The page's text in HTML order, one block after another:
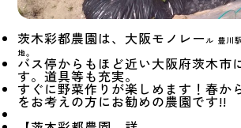
茨木彩都農園は、大阪モノレール 豊川
地。
バス停からもほど近い大阪府茨木市
す。道具等も充実。
すぐに野菜作りが楽しめます！春か
をお考えの方にお勧めの農園です!!